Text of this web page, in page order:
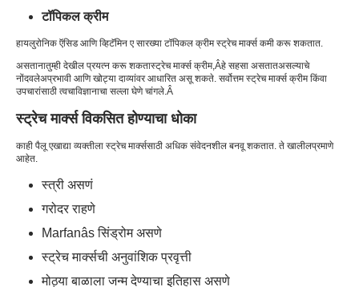
टॉपिकल क्रीम
हायलुरोनिक ऍसिड आणि व्हिटॅमिन ए सारख्या टॉपिकल क्रीम स्ट्रेच मार्क्स कमी करू शकतात.
असतानातुम्ही देखील प्रयत्न करू शकतास्ट्रेच मार्क्स क्रीम,Âहे सहसा असतातअसल्याचे
नोंदवलेअप्रभावी आणि खोट्या दाव्यांवर आधारित असू शकते. सर्वोत्तम स्ट्रेच मार्क्स क्रीम किंवा
उपचारांसाठी त्वचाविज्ञानाचा सल्ला घेणे चांगले.Â
स्ट्रेच मार्क्स विकसित होण्याचा धोका
काही पैलू एखाद्या व्यक्तीला स्ट्रेच मार्क्ससाठी अधिक संवेदनशील बनवू शकतात. ते खालीलप्रमाणे
आहेत.
स्त्री असणं
गरोदर राहणे
Marfanâs सिंड्रोम असणे
स्ट्रेच मार्क्सची अनुवांशिक प्रवृत्ती
मोठ्या बाळाला जन्म देण्याचा इतिहास असणे